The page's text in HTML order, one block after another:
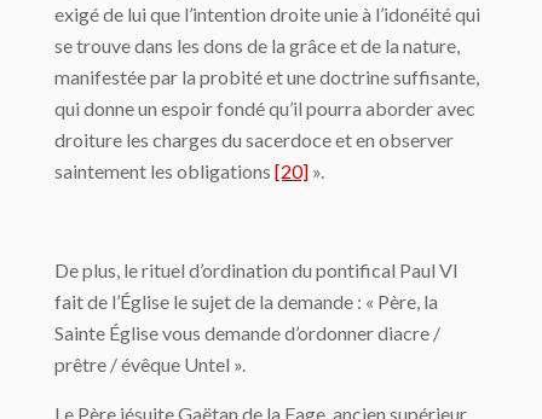
exigé de lui que l’intention droite unie à l’idonéité qui
se trouve dans les dons de la grâce et de la nature,
manifestée par la probité et une doctrine suffisante,
qui donne un espoir fondé qu’il pourra aborder avec
droiture les charges du sacerdoce et en observer
saintement les obligations [20] ».
De plus, le rituel d’ordination du pontifical Paul VI
fait de l’Église le sujet de la demande : « Père, la
Sainte Église vous demande d’ordonner diacre /
prêtre / évêque Untel ».
Le Père jésuite Gaëtan de la Fage, ancien supérieur